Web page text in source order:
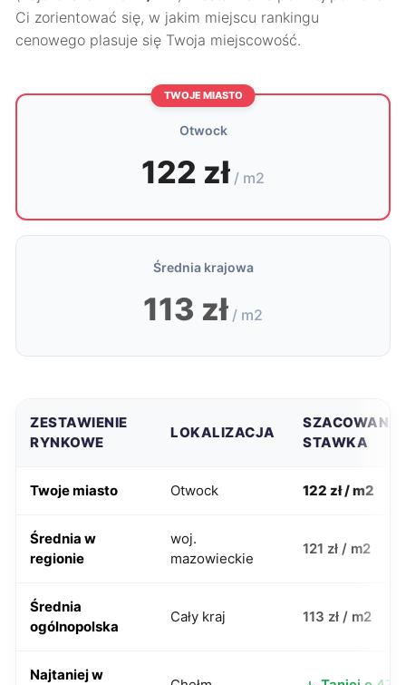
Ci zorientować się, w jakim miejscu rankingu
cenowego plasuje się Twoja miejscowość.
TWOJE MIASTO
Otwock
122 zł / m2
Średnia krajowa
113 zł / m2
ZESTAWIENIE
RYNKOWE
LOKALIZACJA
SZACOWANA
STAWKA
Twoje miasto Otwock 122 zł / m2
Średnia w
regionie
woj.
mazowieckie
121 zł / m2
Średnia
ogólnopolska
Cały kraj 113 zł / m2
Najtaniej w